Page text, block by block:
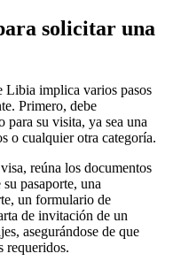
solicitar una
Libia implica varios pasos
Primero, debe
para su visita, ya sea una
o cualquier otra categoría.
reúna los documentos
pasaporte, una
un formulario de
de invitación de un
asegurándose de que
requeridos.